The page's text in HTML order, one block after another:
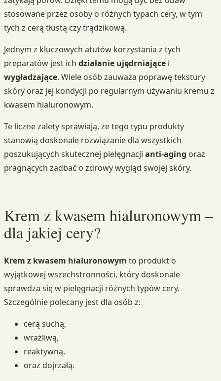
stosowane przez osoby o różnych typach cery, w tym
tych z cerą tłustą czy trądzikową.
Jednym z kluczowych atutów korzystania z tych
preparatów jest ich działanie ujędrniające i
wygładzające. Wiele osób zauważa poprawę tekstury
skóry oraz jej kondycji po regularnym używaniu kremu z
kwasem hialuronowym.
Te liczne zalety sprawiają, że tego typu produkty
stanowią doskonałe rozwiązanie dla wszystkich
poszukujących skutecznej pielęgnacji anti-aging oraz
pragnących zadbać o zdrowy wygląd swojej skóry.
Krem z kwasem hialuronowym –
dla jakiej cery?
Krem z kwasem hialuronowym to produkt o
wyjątkowej wszechstronności, który doskonale
sprawdza się w pielęgnacji różnych typów cery.
Szczególnie polecany jest dla osób z:
cerą suchą,
wrażliwą,
reaktywną,
oraz dojrzałą.